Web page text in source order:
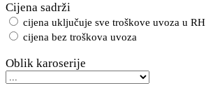
Cijena sadrži
cijena uključuje sve troškove uvoza u RH
cijena bez troškova uvoza
Oblik karoserije